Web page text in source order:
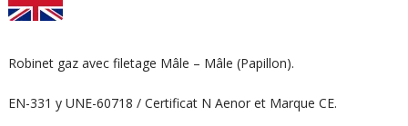
Robinet gaz avec filetage Mâle – Mâle (Papillon).
EN-331 y UNE-60718 / Certificat N Aenor et Marque CE.